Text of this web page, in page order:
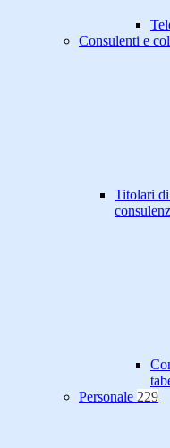
Consulenti e
Titolari
Personale 229